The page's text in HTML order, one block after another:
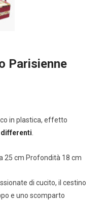
Parisienne
in plastica, effetto
differenti
25 cm Profondità 18 cm
di cucito, il cestino
e uno scomparto